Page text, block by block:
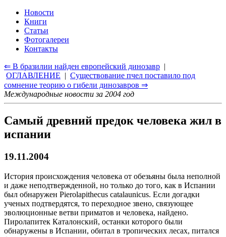
Новости
Книги
Статьи
Фотогалереи
Контакты
⇐ В бразилии найден европейский динозавр |
ОГЛАВЛЕНИЕ | Существование пчел поставило под
сомнение теорию о гибели динозавров ⇒
Международные новости за 2004 год
Самый древний предок человека жил в
испании
19.11.2004
История происхождения человека от обезьяны была неполной
и даже неподтвержденной, но только до того, как в Испании
был обнаружен Pierolapithecus catalaunicus. Если догадки
ученых подтвердятся, то переходное звено, связующее
эволюционные ветви приматов и человека, найдено.
Пиролапитек Каталонский, останки которого были
обнаружены в Испании, обитал в тропических лесах, питался